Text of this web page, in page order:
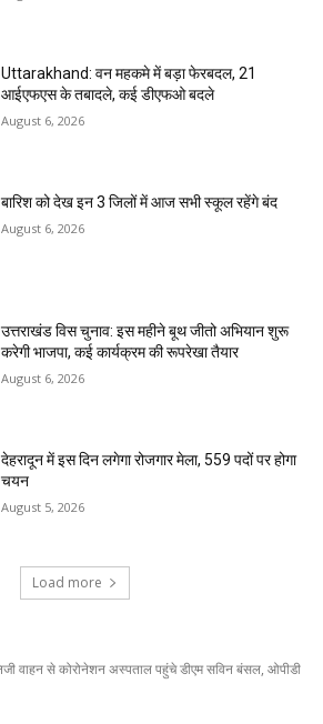
Uttarakhand: वन महकमे में बड़ा फेरबदल, 21
आईएफएस के तबादले, कई डीएफओ बदले
August 6, 2026
बारिश को देख इन 3 जिलों में आज सभी स्कूल रहेंगे बंद
August 6, 2026
उत्तराखंड विस चुनाव: इस महीने बूथ जीतो अभियान शुरू
करेगी भाजपा, कई कार्यक्रम की रूपरेखा तैयार
August 6, 2026
देहरादून में इस दिन लगेगा रोजगार मेला, 559 पदों पर होगा
चयन
August 5, 2026
Load more